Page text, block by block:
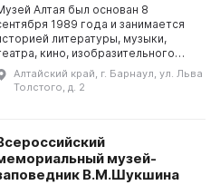
Алтая был основан 8
1989 года и занимается
литературы, музыки,
кино, изобразительного
и народного творчества
В настоящее время
музейный фонд включает в...
Алтайский край, г. Барнаул, ул. Льва
Толстого, д. 2
музей-
В.М.Шукшина